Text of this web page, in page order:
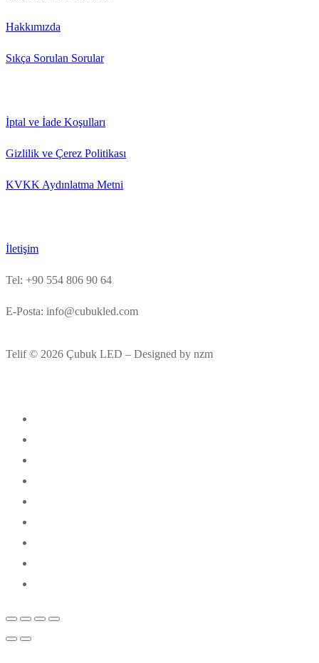
Hakkımızda
Sıkça Sorulan Sorular
İptal ve İade Koşulları
Gizlilik ve Çerez Politikası
KVKK Aydınlatma Metni
İletişim
Tel: +90 554 806 90 64
E-Posta: info@cubukled.com
Telif © 2026 Çubuk LED – Designed by nzm